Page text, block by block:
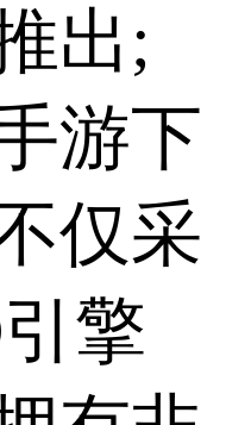
出;
游下
仅采
擎